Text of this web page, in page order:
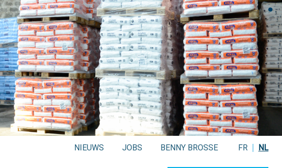
NL
FR
BENNY BROSSE
JOBS
NIEUWS